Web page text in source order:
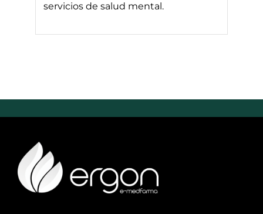
servicios de salud mental.